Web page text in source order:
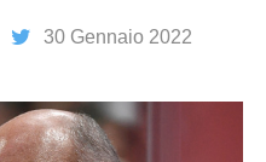
30 Gennaio 2022